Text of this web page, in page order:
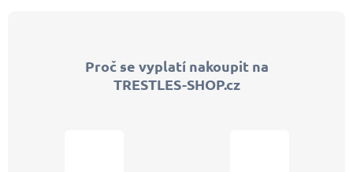
Proč se vyplatí nakoupit na
TRESTLES-SHOP.cz